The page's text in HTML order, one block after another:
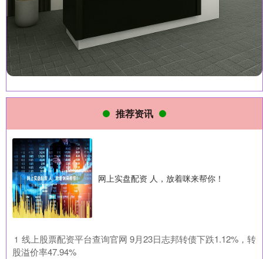
推荐资讯
网上实盘配资 人，放着咪来帮你！
1 ​线上股票配资平台查询官网 9月23日志邦转债下跌1.12%，转
股溢价率47.94%